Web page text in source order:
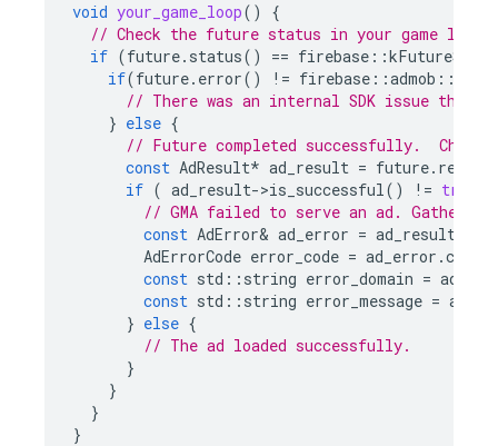
void your_game_loop()
{
// Check the future status in your game loop:
if (future. status() == firebase ::
if(future. error() != firebase ::admob ::
// There was an internal SDK issue that
} else {
// Future completed successfully.  Check
const AdResult* ad_result = future. result
if ( ad_result->is_successful() != true
// GMA failed to serve an ad. Gather
const AdError& ad_error = ad_result
AdErrorCode error_code = ad_error .code
const std :: string error_domain =
const std :: string error_message =
} else {
// The ad loaded successfully.
}
}
}
}